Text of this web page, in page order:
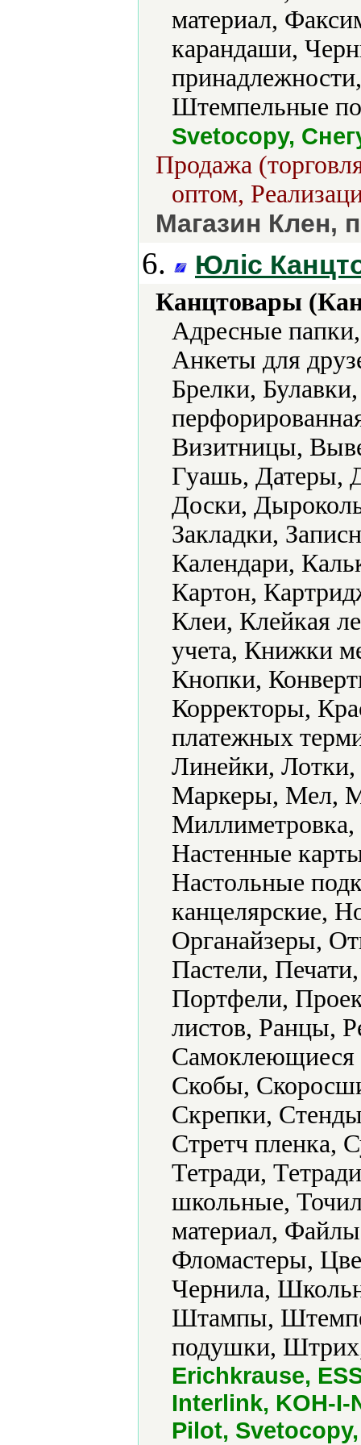
материал,
карандаши,
Штемпельные
Svetocopy,
Продажа
оптом,
Магазин Клен,
6. Юліс
Канцтовары
Адресные
Анкеты для
Брелки,
Визитницы,
Гуашь, Датеры,
Доски,
Закладки,
Календари,
Картон,
Клеи, Клейкая
учета, Книжки
Кнопки,
Корректоры,
платежных
Линейки,
Маркеры, Мел,
Настенные
Настольные
канцелярские,
Органайзеры,
Пастели,
Портфели,
листов, Ранцы,
Скобы,
Скрепки,
Стретч пленка,
Тетради,
школьные,
материал,
Фломастеры,
Чернила,
Штампы,
подушки,
Erichkrause,
Interlink, KOH-I-
Pilot,